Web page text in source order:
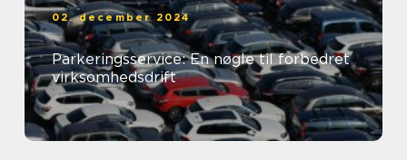
02. december 2024
Parkeringsservice: En nøgle til forbedret
virksomhedsdrift